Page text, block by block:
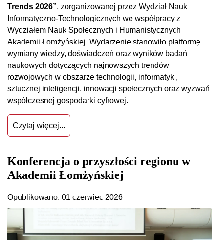
Trends 2026”, zorganizowanej przez Wydział Nauk
Informatyczno-Technologicznych we współpracy z
Wydziałem Nauk Społecznych i Humanistycznych
Akademii Łomżyńskiej. Wydarzenie stanowiło platformę
wymiany wiedzy, doświadczeń oraz wyników badań
naukowych dotyczących najnowszych trendów
rozwojowych w obszarze technologii, informatyki,
sztucznej inteligencji, innowacji społecznych oraz wyzwań
współczesnej gospodarki cyfrowej.
Czytaj więcej...
Konferencja o przyszłości regionu w
Akademii Łomżyńskiej
Opublikowano: 01 czerwiec 2026